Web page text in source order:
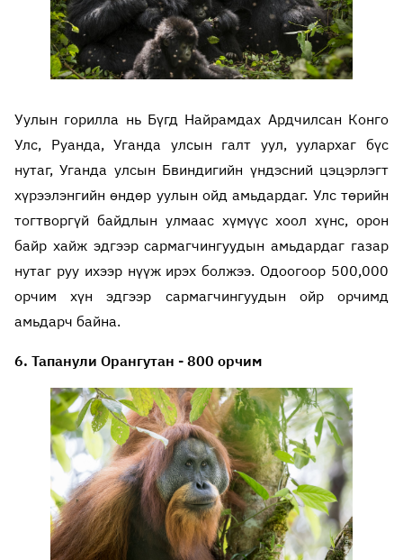
Уулын горилла нь Бүгд Найрамдах Ардчилсан Конго
Улс, Руанда, Уганда улсын галт уул, уулархаг бүс
нутаг, Уганда улсын Бвиндигийн үндэсний цэцэрлэгт
хүрээлэнгийн өндөр уулын ойд амьдардаг. Улс төрийн
тогтворгүй байдлын улмаас хүмүүс хоол хүнс, орон
байр хайж эдгээр сармагчингуудын амьдардаг газар
нутаг руу ихээр нүүж ирэх болжээ. Одоогоор 500,000
орчим хүн эдгээр сармагчингуудын ойр орчимд
амьдарч байна.
6. Тапанули Орангутан - 800 орчим